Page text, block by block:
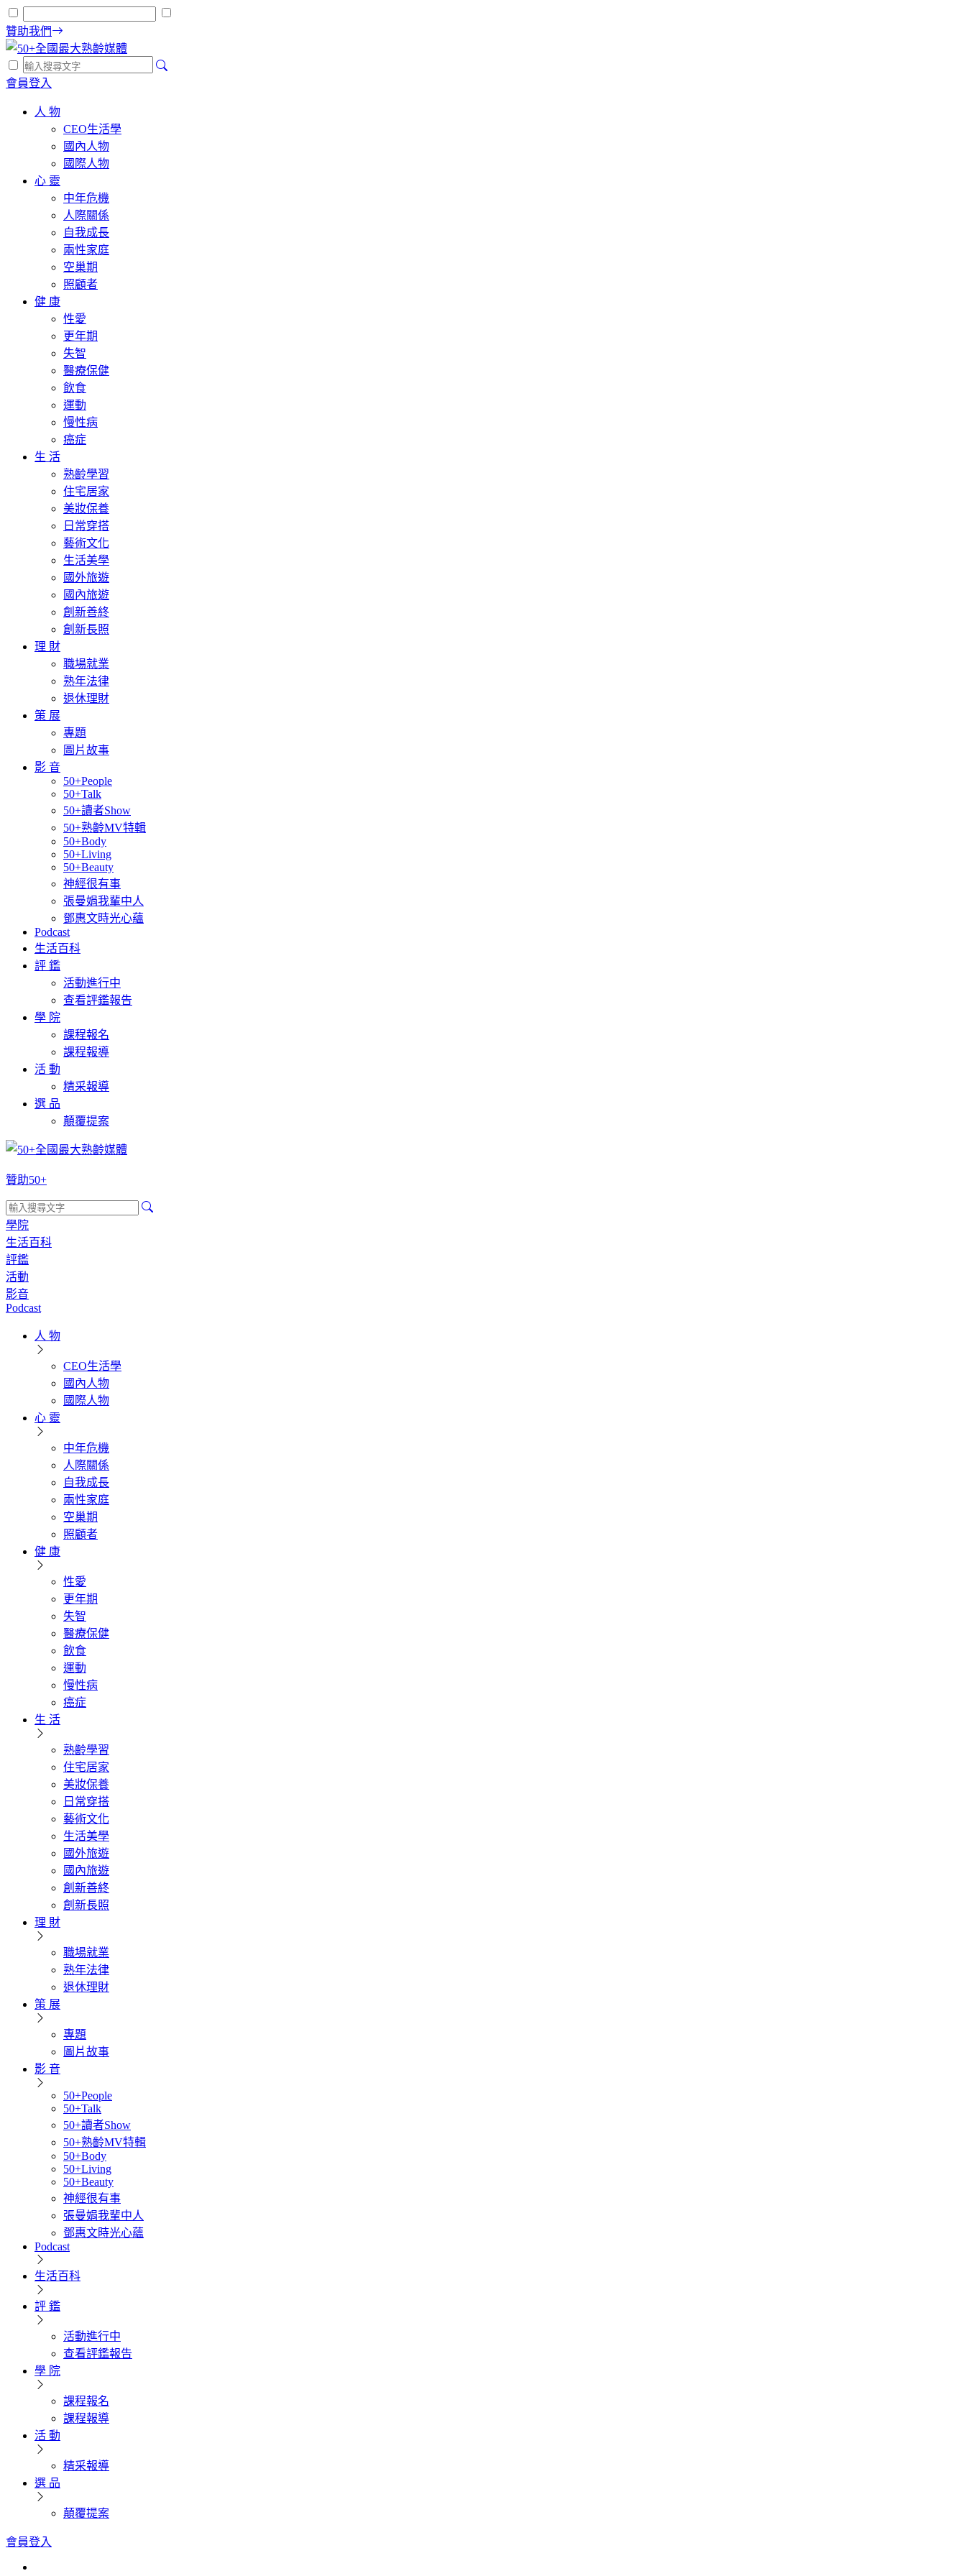
贊助我們
會員登入
人 物
CEO生活學
國內人物
國際人物
心 靈
中年危機
人際關係
自我成長
兩性家庭
空巢期
照顧者
健 康
性愛
更年期
失智
醫療保健
飲食
運動
慢性病
癌症
生 活
熟齡學習
住宅居家
美妝保養
日常穿搭
藝術文化
生活美學
國外旅遊
國內旅遊
創新善終
創新長照
理 財
職場就業
熟年法律
退休理財
策 展
專題
圖片故事
影 音
50+People
50+Talk
50+讀者Show
50+熟齡MV特輯
50+Body
50+Living
50+Beauty
神經很有事
張曼娟我輩中人
鄧惠文時光心蘊
Podcast
生活百科
評 鑑
活動進行中
查看評鑑報告
學 院
課程報名
課程報導
活 動
精采報導
選 品
顛覆提案
贊助50+
學院
生活百科
評鑑
活動
影音
Podcast
人 物
CEO生活學
國內人物
國際人物
心 靈
中年危機
人際關係
自我成長
兩性家庭
空巢期
照顧者
健 康
性愛
更年期
失智
醫療保健
飲食
運動
慢性病
癌症
生 活
熟齡學習
住宅居家
美妝保養
日常穿搭
藝術文化
生活美學
國外旅遊
國內旅遊
創新善終
創新長照
理 財
職場就業
熟年法律
退休理財
策 展
專題
圖片故事
影 音
50+People
50+Talk
50+讀者Show
50+熟齡MV特輯
50+Body
50+Living
50+Beauty
神經很有事
張曼娟我輩中人
鄧惠文時光心蘊
Podcast
生活百科
評 鑑
活動進行中
查看評鑑報告
學 院
課程報名
課程報導
活 動
精采報導
選 品
顛覆提案
會員登入